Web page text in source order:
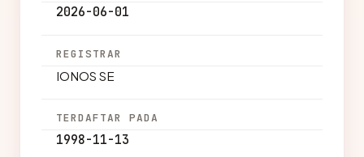
2026-06-01
REGISTRAR
IONOS SE
TERDAFTAR PADA
1998-11-13